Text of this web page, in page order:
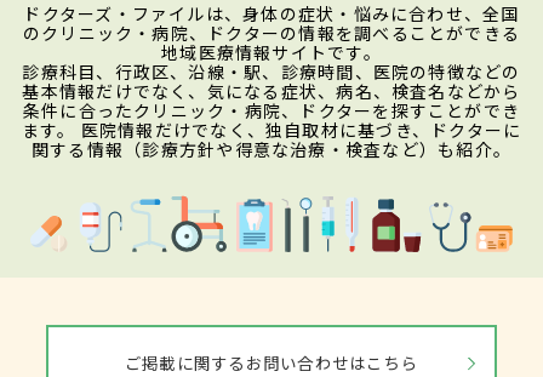
ドクターズ・ファイルは、身体の症状・悩みに合わせ、全国
のクリニック・病院、ドクターの情報を調べることができる
地域医療情報サイトです。
診療科目、行政区、沿線・駅、診療時間、医院の特徴などの
基本情報だけでなく、気になる症状、病名、検査名などから
条件に合ったクリニック・病院、ドクターを探すことができ
ます。 医院情報だけでなく、独自取材に基づき、ドクターに
関する情報（診療方針や得意な治療・検査など）も紹介。
ご掲載に関するお問い合わせはこちら